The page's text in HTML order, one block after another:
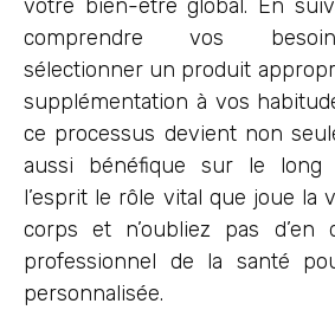
votre bien-être global. En
comprendre vos
sélectionner un produit
supplémentation à vos
ce processus devient non
aussi bénéfique sur le long
l’esprit le rôle vital que joue la
corps et n’oubliez pas d’en
professionnel de la santé
personnalisée.